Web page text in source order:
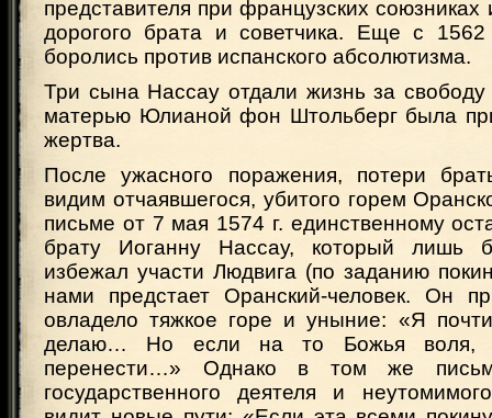
представителя при французских
дорогого брата и советчика. Еще с
боролись против испанского абсолютизма.
Три сына Нассау отдали жизнь за
матерью Юлианой фон Штольберг была
жертва.
После ужасного поражения, потери
видим отчаявшегося, убитого горем
письме от 7 мая 1574 г. единственному
брату Иоганну Нассау, который лишь
избежал участи Людвига (по заданию
нами предстает Оранский-человек. Он
овладело тяжкое горе и уныние: «Я
делаю… Но если на то Божья воля,
перенести…» Однако в том же
государственного деятеля и